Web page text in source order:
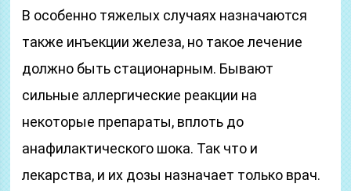
В особенно тяжелых случаях назначаются
также инъекции железа, но такое лечение
должно быть стационарным. Бывают
сильные аллергические реакции на
некоторые препараты, вплоть до
анафилактического шока. Так что и
лекарства, и их дозы назначает только врач.